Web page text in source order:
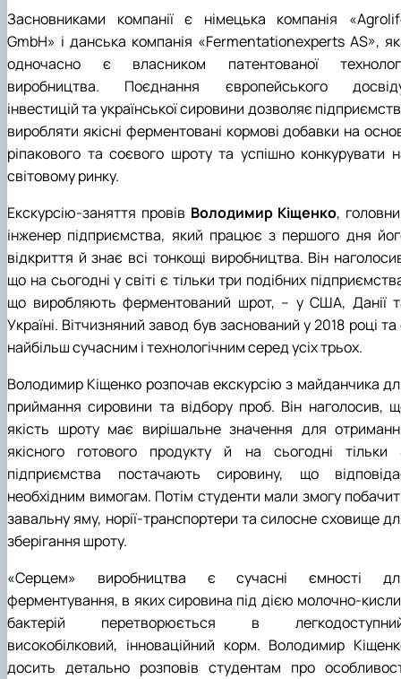
Засновниками компанії є німецька компанія
GmbH» і данська компанія «Fermentationexperts AS»,
одночасно є власником патентованої
виробництва. Поєднання європейського
інвестицій та української сировини дозволяє
виробляти якісні ферментовані кормові добавки на
ріпакового та соєвого шроту та успішно конкурувати
світовому ринку.
Екскурсію-заняття провів Володимир Кіщенко,
інженер підприємства, який працює з першого дня
відкриття й знає всі тонкощі виробництва. Він
що на сьогодні у світі є тільки три подібних
що виробляють ферментований шрот, – у США, Данії
Україні. Вітчизняний завод був заснований у 2018 році та
найбільш сучасним і технологічним серед усіх трьох.
Володимир Кіщенко розпочав екскурсію з майданчика
приймання сировини та відбору проб. Він наголосив,
якість шроту має вирішальне значення для
якісного готового продукту й на сьогодні тільки
підприємства постачають сировину, що
необхідним вимогам. Потім студенти мали змогу
завальну яму, норії-транспортери та силосне сховище
зберігання шроту.
«Серцем» виробництва є сучасні ємності
ферментування, в яких сировина під дією молочно-
бактерій перетворюється в
високобілковий, інноваційний корм. Володимир
досить детально розповів студентам про